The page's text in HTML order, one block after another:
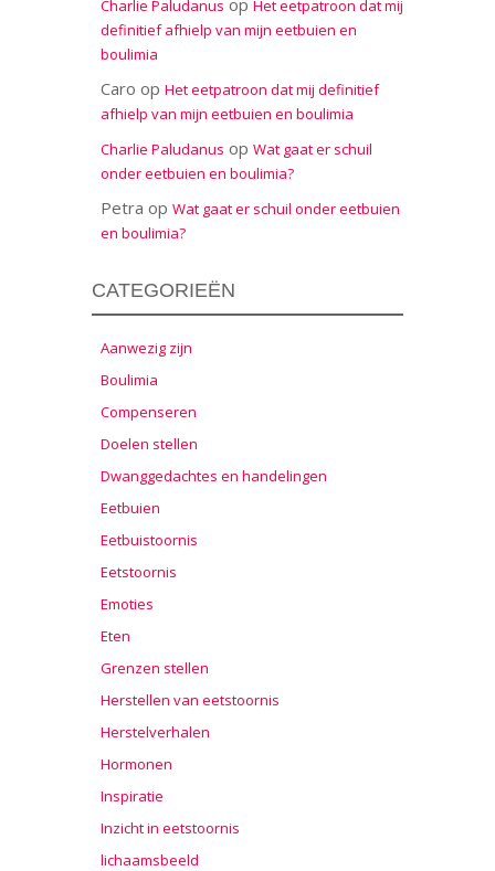
Charlie Paludanus
Het eetpatroon dat mij
definitief afhielp van mijn eetbuien en
boulimia
Caro op Het eetpatroon dat mij definitief
afhielp van mijn eetbuien en boulimia
Charlie Paludanus op Wat gaat er schuil
onder eetbuien en boulimia?
Petra op Wat gaat er schuil onder eetbuien
en boulimia?
CATEGORIEËN
Aanwezig zijn
Boulimia
Compenseren
Doelen stellen
Dwanggedachtes en handelingen
Eetbuien
Eetbuistoornis
Eetstoornis
Emoties
Eten
Grenzen stellen
Herstellen van eetstoornis
Herstelverhalen
Hormonen
Inspiratie
Inzicht in eetstoornis
lichaamsbeeld